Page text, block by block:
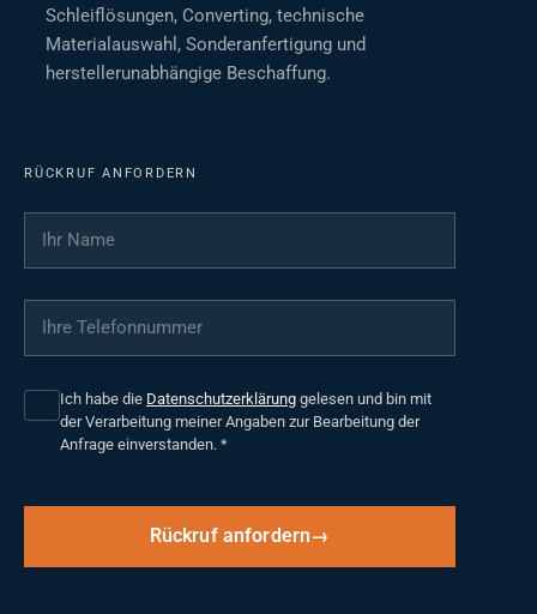
Schleiflösungen, Converting, technische
Materialauswahl, Sonderanfertigung und
herstellerunabhängige Beschaffung.
RÜCKRUF ANFORDERN
Ihr Name
Ihre Telefonnummer
Ich habe die Datenschutzerklärung gelesen und bin mit
der Verarbeitung meiner Angaben zur Bearbeitung der
Anfrage einverstanden. *
Rückruf anfordern